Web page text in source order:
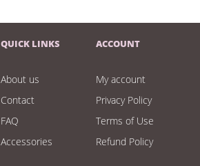
QUICK LINKS
About us
Contact
FAQ
Accessories
ACCOUNT
My account
Privacy Policy
Terms of Use
Refund Policy